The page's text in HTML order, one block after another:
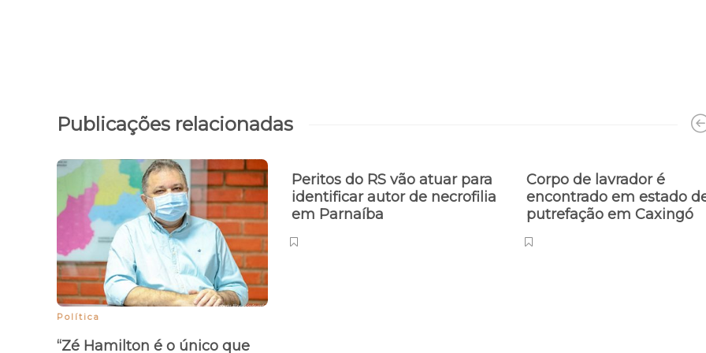
Publicações relacionadas
Política
“Zé Hamilton é o único que
Peritos do RS vão atuar para
identificar autor de necrofilia
em Parnaíba
Corpo de lavrador é
encontrado em estado
putrefação em Caxingó